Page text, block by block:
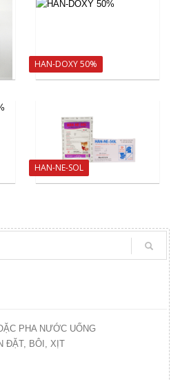
HAN-DOXY 50%
HAN-NE-SOL
PHA NƯỚC UỐNG
ĐẶT, BÔI, XỊT